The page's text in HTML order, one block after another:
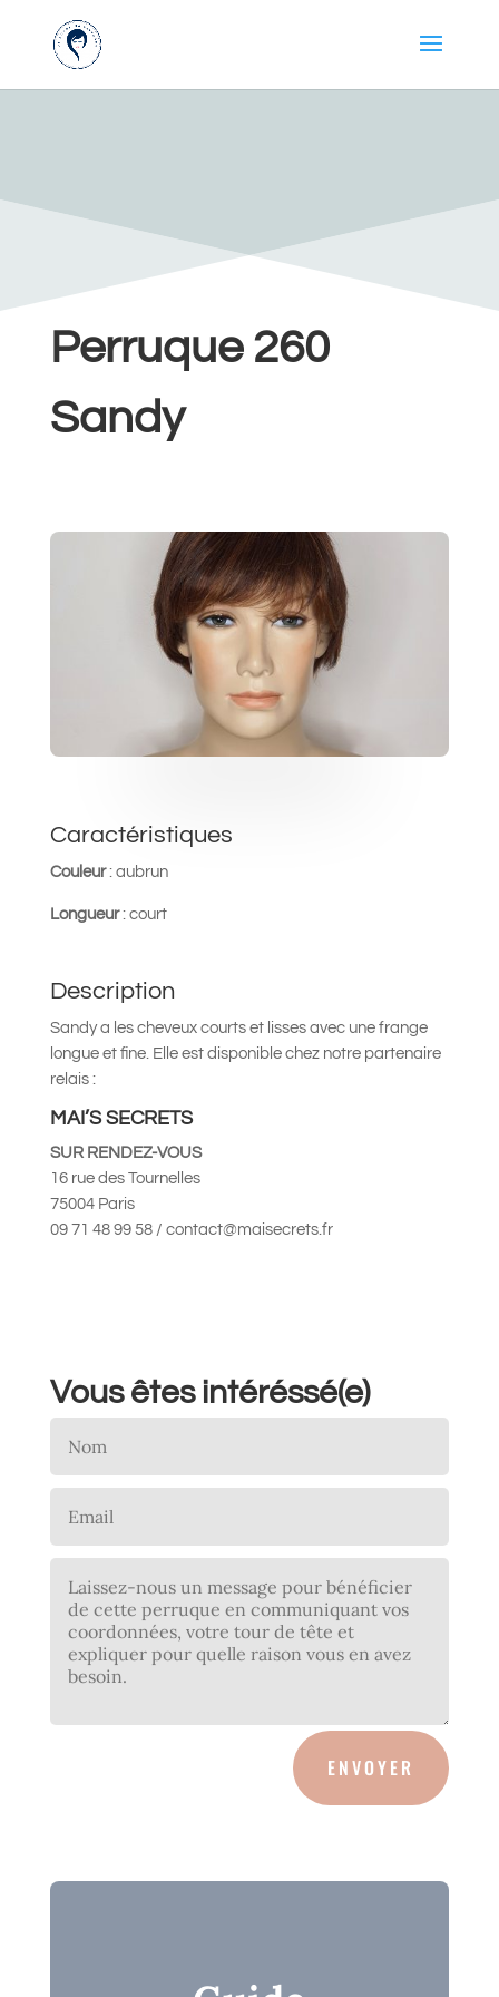
Perruque 260
Sandy
Caractéristiques
Couleur: aubrun
Longueur: court
Description
Sandy a les cheveux courts et lisses avec une frange
longue et fine. Elle est disponible chez notre partenaire
relais :
MAI’S SECRETS
SUR RENDEZ-VOUS
16 rue des Tournelles
75004 Paris
09 71 48 99 58 / contact@maisecrets.fr
Vous êtes intéréssé(e)
ENVOYER